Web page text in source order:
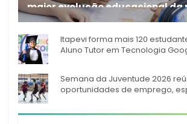
maior evolução educacional da
A rede municipal de ensino
Itapevi forma mais 120
Aluno Tutor em Tecnologia
Semana da Juventude 2026
oportunidades de emprego,